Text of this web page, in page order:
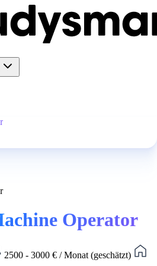
Operator
2500 - 3000 € / Monat (geschätzt)